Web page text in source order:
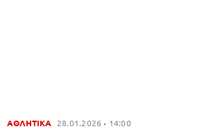
ΑΘΛΗΤΙΚΑ 28.01.2026 14:00